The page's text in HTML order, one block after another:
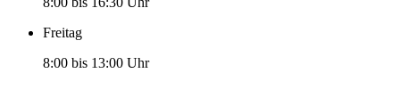
Freitag
8:00 bis 13:00 Uhr